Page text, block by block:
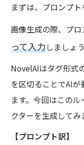
まずは、プロンプト
画像生成の際、プ
って入力しましょう
NovelAIはタグ形式
を区切ることでAI
ます。今回はこの
クターを生成してみ
【プロンプト訳】